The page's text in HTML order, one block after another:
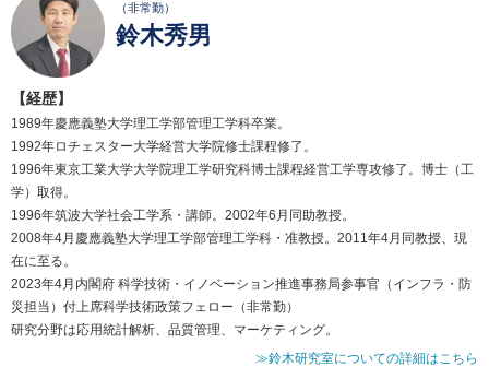
（非常勤）
鈴木秀男
【経歴】
1989年慶應義塾大学理工学部管理工学科卒業。
1992年ロチェスター大学経営大学院修士課程修了。
1996年東京工業大学大学院理工学研究科博士課程経営工学専攻修了。博士（工
学）取得。
1996年筑波大学社会工学系・講師。2002年6月同助教授。
2008年4月慶應義塾大学理工学部管理工学科・准教授。2011年4月同教授、現
在に至る。
2023年4月内閣府 科学技術・イノベーション推進事務局参事官（インフラ・防
災担当）付上席科学技術政策フェロー（非常勤）
研究分野は応用統計解析、品質管理、マーケティング。
≫鈴木研究室についての詳細はこちら